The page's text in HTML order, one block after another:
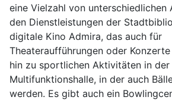
eine Vielzahl von unterschiedlichen
den Dienstleistungen der
digitale Kino Admira, das auch für
Theateraufführungen oder
hin zu sportlichen Aktivitäten in der
Multifunktionshalle, in der auch
werden. Es gibt auch ein